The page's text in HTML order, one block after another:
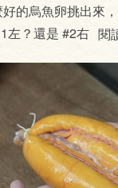
的烏魚卵挑出來
左？還是 #2右 閱